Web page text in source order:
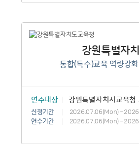
강원특별자
통합(특수)교육 역량강
연수대상 강원특별자치시교육청
신청기간
2026.07.06(Mon) –
연수기간
2026.07.06(Mon) –